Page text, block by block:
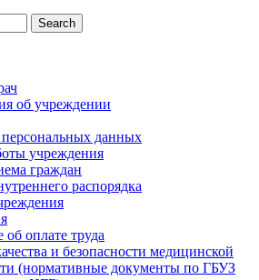
об учреждении
данных
учреждения
граждан
распорядка
оплате труда
и безопасности медицинской
(нормативные документы по ГБУЗ